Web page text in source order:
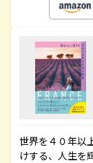
世界を４０年以
けする、人生を